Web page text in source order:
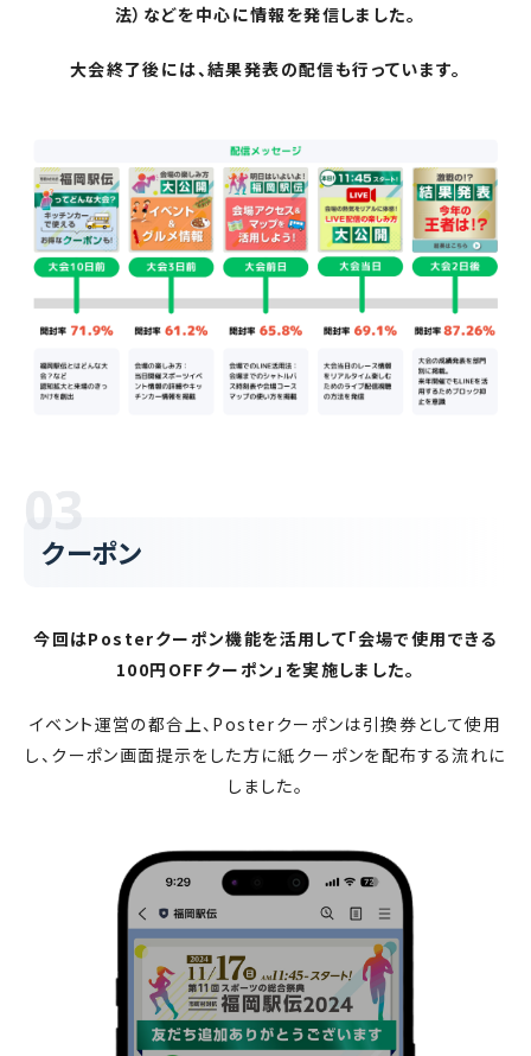
法）などを中心に情報を発信しました。
大会終了後には、結果発表の配信も行っています。
クーポン
今回はPosterクーポン機能を活用して「会場で使用できる
100円OFFクーポン」を実施しました。
イベント運営の都合上、Posterクーポンは引換券として使用
し、クーポン画面提示をした方に紙クーポンを配布する流れに
しました。